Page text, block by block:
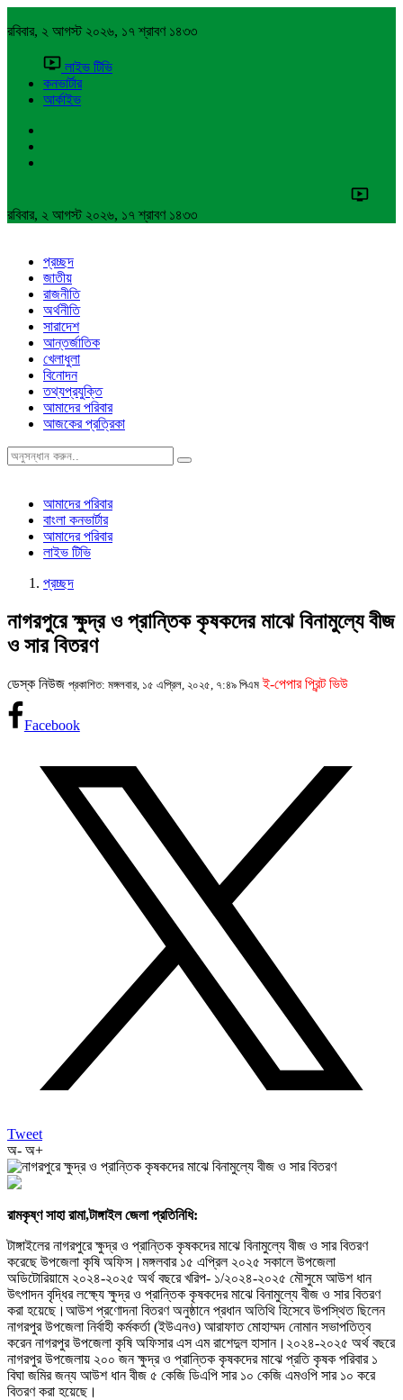
রবিবার, ২ আগস্ট ২০২৬, ১৭ শ্রাবণ ১৪৩৩
লাইভ টিভি
কনভার্টার
আর্কাইভ
রবিবার, ২ আগস্ট ২০২৬, ১৭ শ্রাবণ ১৪৩৩
প্রচ্ছদ
জাতীয়
রাজনীতি
অর্থনীতি
সারাদেশ
আন্তর্জাতিক
খেলাধুলা
বিনোদন
তথ্যপ্রযুক্তি
আমাদের পরিবার
আজকের প্রত্রিকা
আমাদের পরিবার
বাংলা কনভার্টার
আমাদের পরিবার
লাইভ টিভি
প্রচ্ছদ
নাগরপুরে ক্ষুদ্র ও প্রান্তিক কৃষকদের মাঝে বিনামুল্যে বীজ
ও সার বিতরণ
ডেস্ক নিউজ প্রকাশিত: মঙ্গলবার, ১৫ এপ্রিল, ২০২৫, ৭:৪৯ পিএম ই-পেপার প্রিন্ট ভিউ
Facebook
Tweet
অ- অ+
রামকৃষ্ণ সাহা রামা,টাঙ্গাইল জেলা প্রতিনিধি:
টাঙ্গাইলের নাগরপুরে ক্ষুদ্র ও প্রান্তিক কৃষকদের মাঝে বিনামুল্যে বীজ ও সার বিতরণ
করেছে উপজেলা কৃষি অফিস।মঙ্গলবার ১৫ এপ্রিল ২০২৫ সকালে উপজেলা
অডিটোরিয়ামে ২০২৪-২০২৫ অর্থ বছরে খরিপ- ১/২০২৪-২০২৫ মৌসুমে আউশ ধান
উৎপাদন বৃদ্ধির লক্ষ্যে ক্ষুদ্র ও প্রান্তিক কৃষকদের মাঝে বিনামুল্যে বীজ ও সার বিতরণ
করা হয়েছে।আউশ প্রণোদনা বিতরণ অনুষ্ঠানে প্রধান অতিথি হিসেবে উপস্থিত ছিলেন
নাগরপুর উপজেলা নির্বাহী কর্মকর্তা (ইউএনও) আরাফাত মোহাম্মদ নোমান সভাপতিত্ব
করেন নাগরপুর উপজেলা কৃষি অফিসার এস এম রাশেদুল হাসান।২০২৪-২০২৫ অর্থ বছরে
নাগরপুর উপজেলায় ২০০ জন ক্ষুদ্র ও প্রান্তিক কৃষকদের মাঝে প্রতি কৃষক পরিবার ১
বিঘা জমির জন্য আউশ ধান বীজ ৫ কেজি ডিএপি সার ১০ কেজি এমওপি সার ১০ করে
বিতরণ করা হয়েছে।